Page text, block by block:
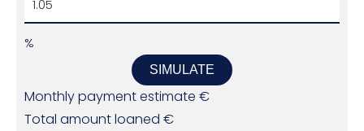
%
SIMULATE
Monthly payment estimate €
Total amount loaned €